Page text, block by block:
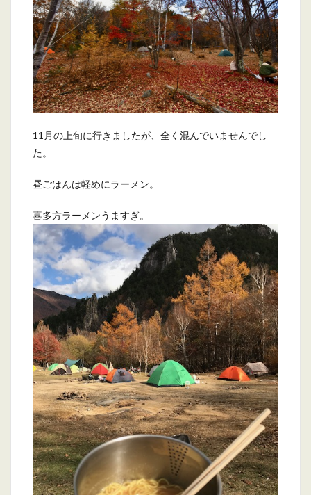
11月の上旬に行きましたが、全く混んでいませんでし
た。
昼ごはんは軽めにラーメン。
喜多方ラーメンうますぎ。